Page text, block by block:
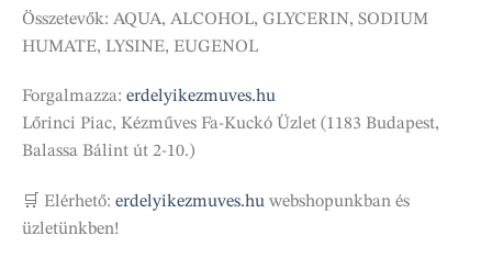
Összetevők: AQUA, ALCOHOL, GLYCERIN, SODIUM
HUMATE, LYSINE, EUGENOL
Forgalmazza: erdelyikezmuves.hu
Lőrinci Piac, Kézműves Fa-Kuckó Üzlet (1183 Budapest,
Balassa Bálint út 2-10.)
🛒 Elérhető: erdelyikezmuves.hu webshopunkban és
üzletünkben!